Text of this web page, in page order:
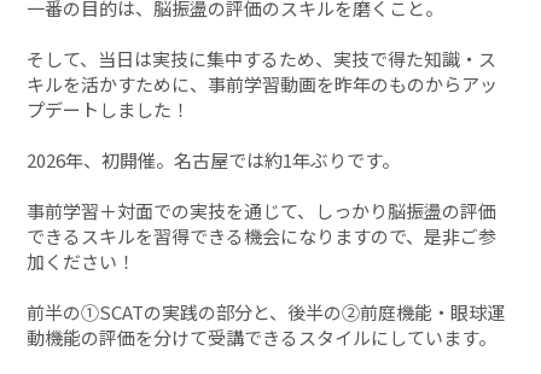
一番の目的は、脳振盪の評価のスキルを磨くこと。
そして、当日は実技に集中するため、実技で得た知識・ス
キルを活かすために、事前学習動画を昨年のものからアッ
プデートしました！
2026年、初開催。名古屋では約1年ぶりです。
事前学習＋対面での実技を通じて、しっかり脳振盪の評価
できるスキルを習得できる機会になりますので、是非ご参
加ください！
前半の①SCATの実践の部分と、後半の②前庭機能・眼球運
動機能の評価を分けて受講できるスタイルにしています。